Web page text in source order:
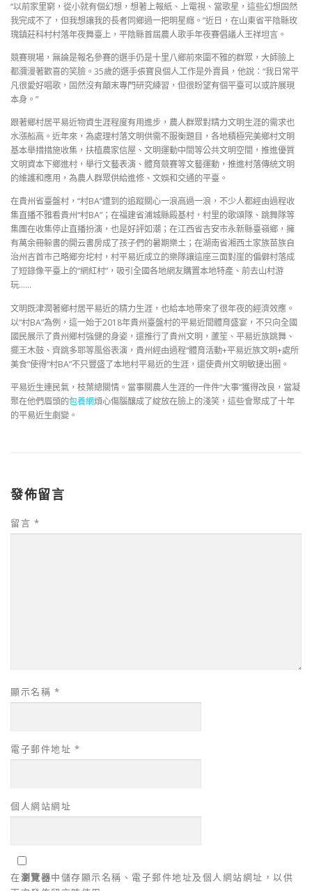
“以前家里窮，從小就有個幻想，想著上報紙、上電視、當歌星，這些幻想固然
我完成不了，但我想讓我的長者同鄉過一把明星癮。”近日，在山東省平陰縣玫
瑰鎮莊科村村落年夜舞臺上，平陰縣首屆農人歌手年夜賽倡議人王祥坦言。
競賽現場，無論是報名參賽的選手仍是十里八鄉前來圍不雅的群眾，大師臉上
都瀰漫著歡喜的笑臉。35歲的選手張寶良個人工作是外賣員，他說：“我日常平
凡很愛好唱歌，固然沒有顛末專門研究練習，但很盼望有個平臺可以或許展現
本身。”
跟著鄉村居平易近物資生涯程度有用進步，農人群眾對精力文明生涯的需求也
水漲船高。近年來，為處理村落文明供需不服衡題目，各地積極完美鄉村文明
基本舉措措施收集，扶植農家信屋、文明運動中間等公共文明空間，推進優質
文明資本下鄉進村，舉行文藝表演、體育競賽等文藝運動，推進村落傳統文明
的維護和應用，為農人群眾供給進修、文娛和交通的平臺。
在貴州省臺盤村，“村BA”遭到的追蹤關心一浪高過一浪，不少人都經由過程收
集直播不雅看貴州“村BA”；在福建省浦城縣殿基村，村里的歌頌隊、跳舞隊等
集團在收集停止直播扮演，也是好評如潮；在江西省吉安市永新縣臺嶺鄉，擁
有萬余冊躲書的開云書房成了孩子們的暑期樂土；在湖南省湘西土家族苗族自
治州吉首市己略鄉夯坨村，村平易近成立的樂隊讓這座三面對崖的偏僻村落成
了短錄像平臺上的“網紅村”，吸引全國各地網友購置本地特產、前去山村游
玩……
文明既津潤著鄉村居平易近的精力生涯，也給本地帶來了很年夜的經濟效應。
以“村BA”為例，這一始于2018年貴州臺盤村的平易近間體育盛宴，不只向全國
國民展示了貴州鄉村強健的身姿，還推行了貴州文明，蘆笙、平易近族跳舞、
擺王木鼓、齊跳多耶等風俗表演，貴州經由過程“體育活動+平易近族文明+處所
美食”使得“村BA”不只豐盛了本地村平易近的生涯，還使貴州文明敏捷出圈。
平易近生連民氣，枝葉總關情。當事關農人生涯的一件件“大事”獲得改良，當凝
聚在他們眉頭的包養網煩心傷腦釀成了綻放在臉上的淺笑，這些會聚成了十年
的平易近生劇變。
發佈留言
留言 *
顯示名稱 *
電子郵件地址 *
個人網站網址
在瀏覽器中儲存顯示名稱、電子郵件地址及個人網站網址，以供